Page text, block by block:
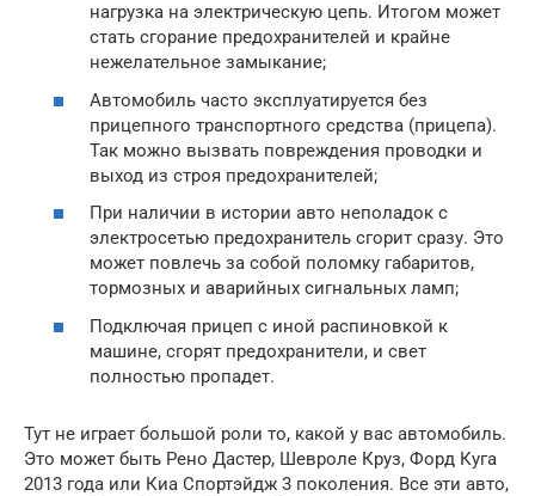
нагрузка на электрическую цепь. Итогом может
стать сгорание предохранителей и крайне
нежелательное замыкание;
Автомобиль часто эксплуатируется без
прицепного транспортного средства (прицепа).
Так можно вызвать повреждения проводки и
выход из строя предохранителей;
При наличии в истории авто неполадок с
электросетью предохранитель сгорит сразу. Это
может повлечь за собой поломку габаритов,
тормозных и аварийных сигнальных ламп;
Подключая прицеп с иной распиновкой к
машине, сгорят предохранители, и свет
полностью пропадет.
Тут не играет большой роли то, какой у вас автомобиль.
Это может быть Рено Дастер, Шевроле Круз, Форд Куга
2013 года или Киа Спортэйдж 3 поколения. Все эти авто,